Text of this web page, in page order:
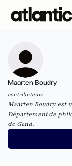
Maarten Boudry
contributeurs
Maarten Boudry est
Département de
de Gand.